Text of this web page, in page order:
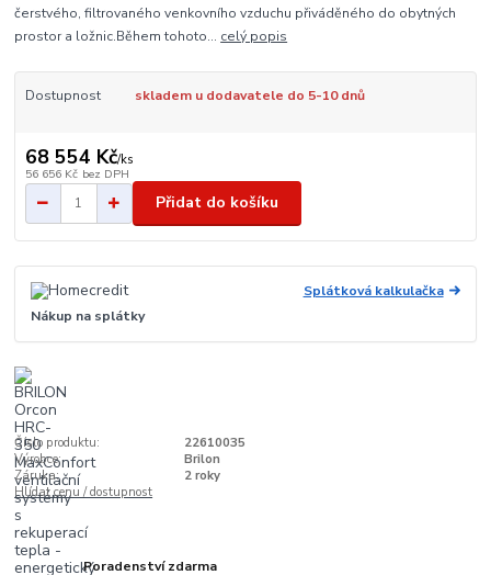
čerstvého, filtrovaného venkovního vzduchu přiváděného do obytných
prostor a ložnic.Během tohoto... celý popis
Dostupnost skladem u dodavatele do 5-10 dnů
68 554 Kč/ks
56 656 Kč bez DPH
Přidat do košíku
Splátková kalkulačka
Nákup na splátky
Číslo produktu:
22610035
Výrobce:
Brilon
Záruka:
2 roky
Hlídat cenu / dostupnost
Poradenství zdarma